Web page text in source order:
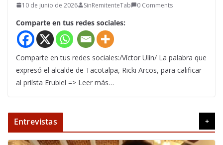
10 de junio de 2026 SinRemitenteTab 0 Comments
Comparte en tus redes sociales:
Comparte en tus redes sociales:/Víctor Ulín/ La palabra que
expresó el alcalde de Tacotalpa, Ricki Arcos, para calificar
al priísta Erubiel => Leer más…
Entrevistas +